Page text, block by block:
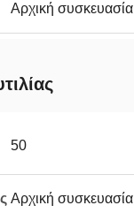
Αρχική συσκευασία
50
Αρχική συσκευασία